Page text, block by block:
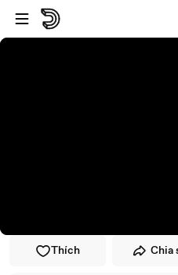
Đi đến trình phát
Đi đến nội dung chính
Thích Chia